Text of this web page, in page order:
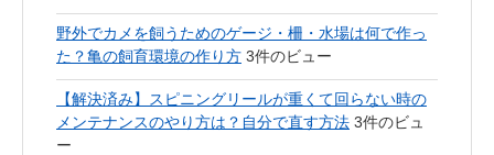
野外でカメを飼うためのゲージ・柵・水場は何で作っ
た？亀の飼育環境の作り方 3件のビュー
【解決済み】スピニングリールが重くて回らない時の
メンテナンスのやり方は？自分で直す方法 3件のビュ
ー